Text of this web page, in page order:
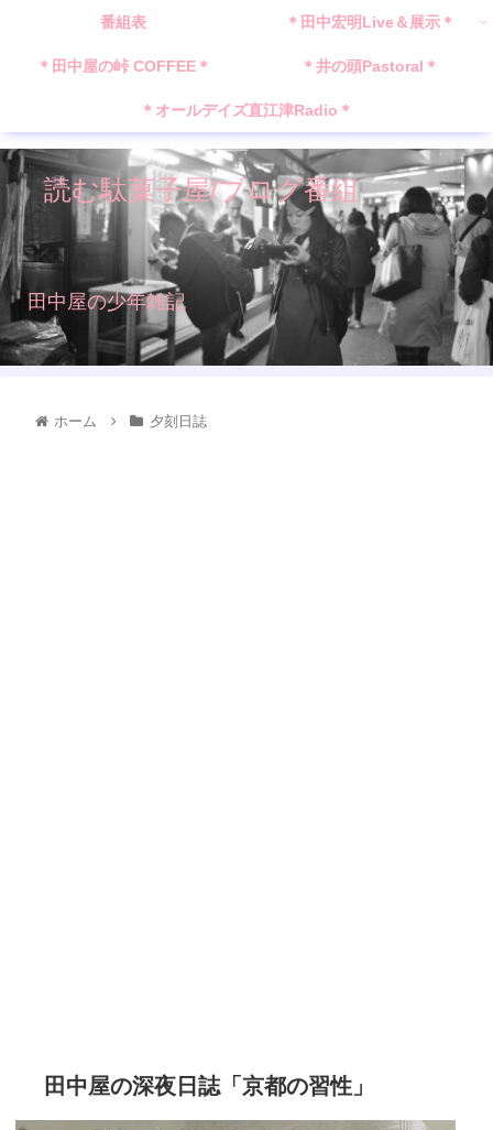
読む駄菓子屋/ブログ番組
田中屋の少年雑記
番組表 ＊田中宏明Live＆展示＊
＊田中屋の峠 COFFEE＊ ＊井の頭Pastoral＊
＊オールデイズ直江津Radio＊
ホーム 夕刻日誌
田中屋の深夜日誌「京都の習性」